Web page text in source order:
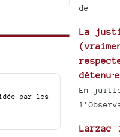
par les
de
La
En
Larzac